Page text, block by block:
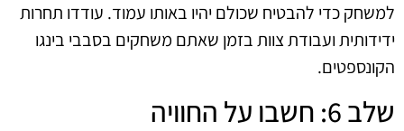
למשחק כדי להבטיח שכולם יהיו באותו עמוד. עודדו תחרות
ידידותית ועבודת צוות בזמן שאתם משחקים בסבבי בינגו
הקונספטים.
שלב 6: חשבו על החוויה